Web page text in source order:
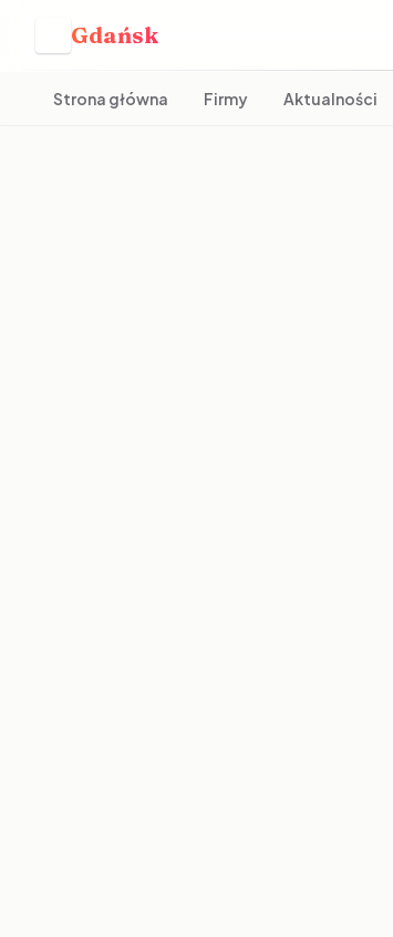
Gdańsk
Strona główna Firmy Aktualności